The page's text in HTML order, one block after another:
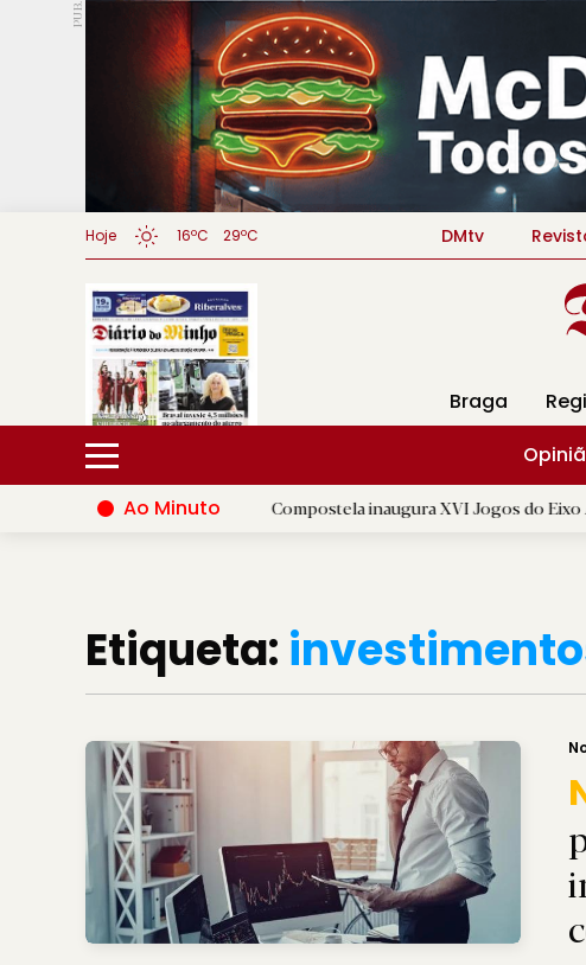
PUB.
Hoje 16ºC 29ºC DMtv
Braga
Ao Minuto
Santiago de Compostela inaugura XVI Jogos do Eixo Atlântico com
Etiqueta: